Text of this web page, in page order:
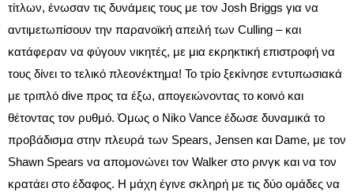
τίτλων, ένωσαν τις δυνάμεις τους με τον Josh Briggs για να
αντιμετωπίσουν την παρανοϊκή απειλή των Culling – και
κατάφεραν να φύγουν νικητές, με μια εκρηκτική επιστροφή να
τους δίνει το τελικό πλεονέκτημα! Το τρίο ξεκίνησε εντυπωσιακά
με τριπλό dive προς τα έξω, απογειώνοντας το κοινό και
θέτοντας τον ρυθμό. Όμως ο Niko Vance έδωσε δυναμικά το
προβάδισμα στην πλευρά των Spears, Jensen και Dame, με τον
Shawn Spears να απομονώνει τον Walker στο ρινγκ και να τον
κρατάει στο έδαφος. Η μάχη έγινε σκληρή με τις δύο ομάδες να